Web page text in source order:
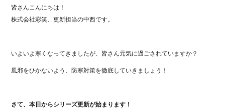
皆さんこんにちは！
株式会社彩笑、更新担当の中西です。
いよいよ寒くなってきましたが、皆さん元気に過ごされていますか？
風邪をひかないよう、防寒対策を徹底していきましょう！
さて、本日からシリーズ更新が始まります！